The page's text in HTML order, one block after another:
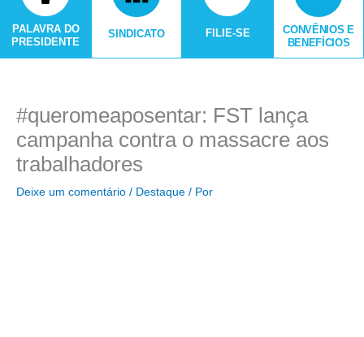
PALAVRA DO
PRESIDENTE
SINDICATO FILIE-SE
CONVÊNIOS E
BENEFÍCIOS
#queromeaposentar: FST lança
campanha contra o massacre aos
trabalhadores
Deixe um comentário / Destaque / Por